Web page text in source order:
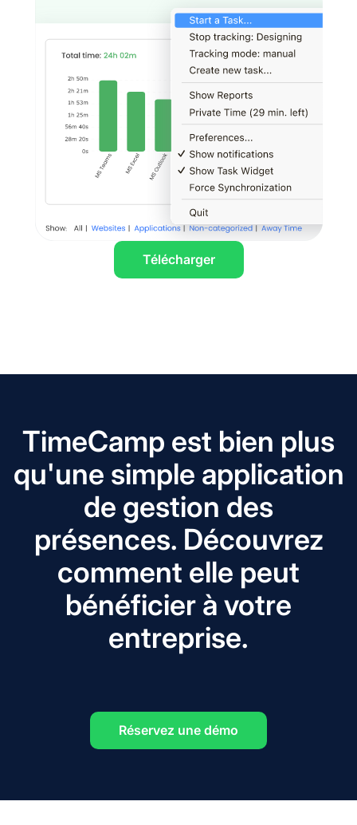
Télécharger
TimeCamp est bien plus
qu'une simple application
de gestion des
présences. Découvrez
comment elle peut
bénéficier à votre
entreprise.
Réservez une démo